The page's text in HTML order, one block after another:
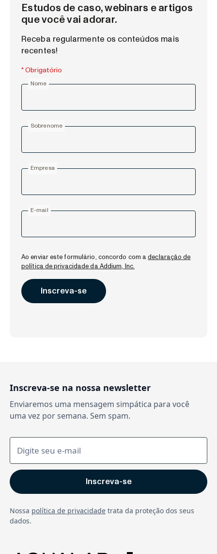
Estudos de caso, webinars e artigos
que você vai adorar.
Receba regularmente os conteúdos mais
recentes!
* Obrigatório
Nome
Sobrenome
Empresa
E-mail
Ao enviar este formulário, concordo com adeclaração de
política de privacidade da Addium, Inc.
Inscreva-se na nossa newsletter
Enviaremos uma mensagem simpática para você
uma vez por semana. Sem spam.
Nossa política de privacidade trata da proteção dos seus
dados.